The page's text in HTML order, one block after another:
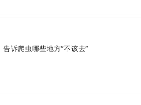
告诉爬虫哪些地方“不该去”